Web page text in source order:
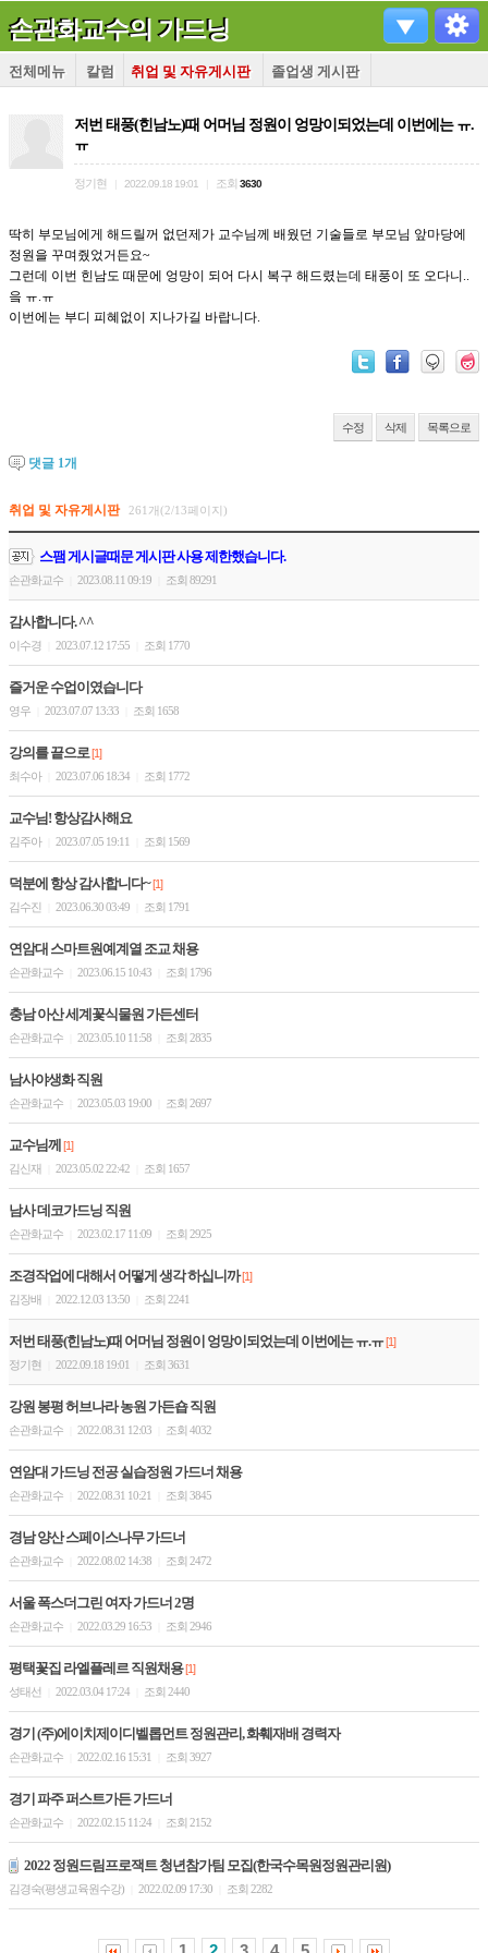
손관화교수의 가드닝
전체메뉴 칼럼 취업 및 자유게시판 졸업생 게시판
저번 태풍(힌남노)때 어머님 정원이 엉망이되었는데 이번에는 ㅠ.
ㅠ
정기현 2022.09.18 19:01 조회 3630
딱히 부모님에게 해드릴꺼 없던제가 교수님께 배웠던 기술들로 부모님 앞마당에
정원을 꾸며줬었거든요~
그런데 이번 힌남도 때문에 엉망이 되어 다시 복구 해드렸는데 태풍이 또 오다니..
읔 ㅠ.ㅠ
이번에는 부디 피혜없이 지나가길 바랍니다.
수정 삭제 목록으로
댓글 1개
취업 및 자유게시판 261개(2/13페이지)
스팸 게시글때문 게시판 사용 제한했습니다.
손관화교수 2023.08.11 09:19 조회 89291
감사합니다. ^^
이수경 2023.07.12 17:55 조회 1770
즐거운 수업이였습니다
영우 2023.07.07 13:33 조회 1658
강의를 끝으로[1]
최수아
2023.07.06 18:34 조회 1772
교수님! 항상감사해요
김주아 2023.07.05 19:11 조회 1569
덕분에 항상 감사합니다~[1]
김수진
2023.06.30 03:49 조회 1791
연암대 스마트원예계열 조교 채용
손관화교수 2023.06.15 10:43 조회 1796
충남 아산 세계꽃식물원 가든센터
손관화교수 2023.05.10 11:58 조회 2835
남사야생화 직원
손관화교수 2023.05.03 19:00 조회 2697
교수님께 [1]
김신재
2023.05.02 22:42 조회 1657
남사 데코가드닝 직원
손관화교수 2023.02.17 11:09 조회 2925
조경작업에 대해서 어떻게 생각 하십니까[1]
김장배
2022.12.03 13:50 조회 2241
저번 태풍(힌남노)때 어머님 정원이 엉망이되었는데 이번에는 ㅠ.ㅠ[1]
정기현
2022.09.18 19:01 조회 3631
강원 봉평 허브나라 농원 가든숍 직원
손관화교수 2022.08.31 12:03 조회 4032
연암대 가드닝 전공 실습정원 가드너 채용
손관화교수 2022.08.31 10:21 조회 3845
경남 양산 스페이스나무 가드너
손관화교수 2022.08.02 14:38 조회 2472
서울 폭스더그린 여자 가드너 2명
손관화교수 2022.03.29 16:53 조회 2946
평택꽃집 라엘플레르 직원채용[1]
성태선
2022.03.04 17:24 조회 2440
경기 (주)에이치제이디벨롭먼트 정원관리, 화훼재배 경력자
손관화교수 2022.02.16 15:31 조회 3927
경기 파주 퍼스트가든 가드너
손관화교수 2022.02.15 11:24 조회 2152
2022 정원드림프로잭트 청년참가팀 모집(한국수목원정원관리원)
김경숙(평생교육원수강) 2022.02.09 17:30 조회 2282